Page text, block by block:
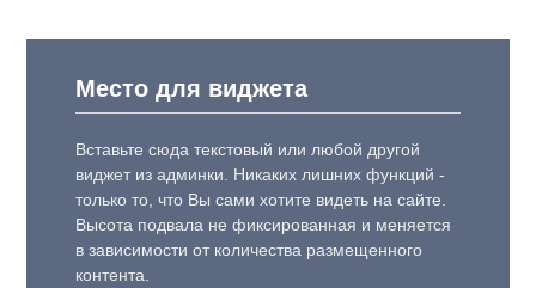
Место для виджета
Вставьте сюда текстовый или любой другой
виджет из админки. Никаких лишних функций -
только то, что Вы сами хотите видеть на сайте.
Высота подвала не фиксированная и меняется
в зависимости от количества размещенного
контента.